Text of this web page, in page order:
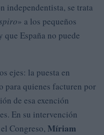
independentista, se trata
» a los pequeños
España no puede
ejes: la puesta en
para quienes facturen por
de esa exención
En su intervención
Congreso, Míriam